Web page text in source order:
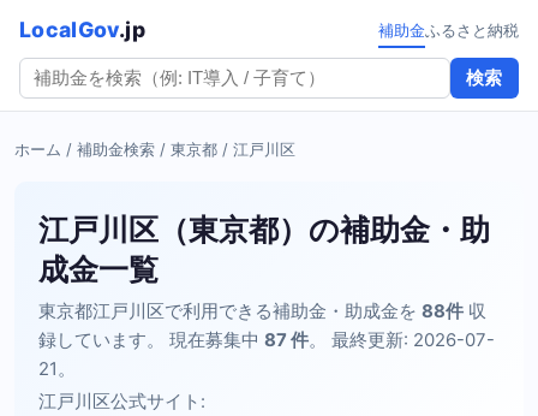
LocalGov.jp
検索
補助金ふるさと納税
ホーム / 補助金検索 / 東京都 / 江戸川区
江戸川区（東京都）の補助金・助
成金一覧
東京都江戸川区で利用できる補助金・助成金を 88件 収
録しています。 現在募集中 87 件。 最終更新: 2026-07-
21。
江戸川区公式サイト: